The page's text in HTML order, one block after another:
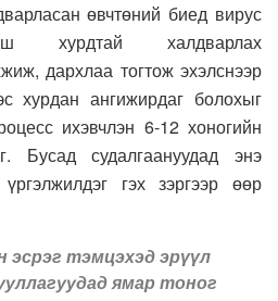
өвчтөний биед вирус
халдварлах
дархлаа тогтож эхэлснээр
хурдан ангижирдаг болохыг
ихэвчлэн 6-12 хоногийн
Бусад судалгаануудад энэ
гэх зэргээр өөр
эсрэг тэмцэхэд эрүүл
ямар тоног